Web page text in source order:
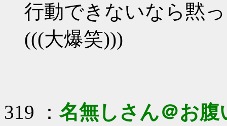
行動できないなら黙
(((大爆笑)))
319 ： 名無しさん＠お腹